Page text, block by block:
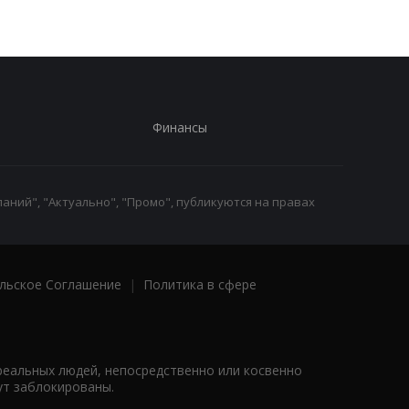
Финансы
"Актуально", "Промо", публикуются на правах
Соглашение |
Политика в сфере
людей, непосредственно или косвенно
заблокированы.